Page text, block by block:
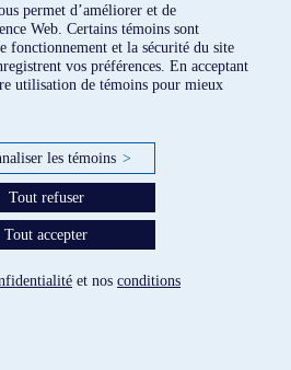
outil répertorié
permet d’améliorer et de
Web. Certains témoins sont
fonctionnement et la sécurité du site
vos préférences. En acceptant
utilisation de témoins pour mieux
les témoins >
Tout refuser
Tout accepter
et nos conditions